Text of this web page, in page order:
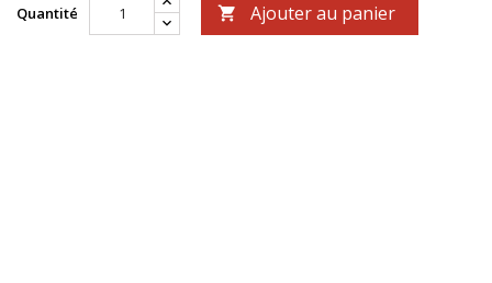
Quantité  Ajouter au panier